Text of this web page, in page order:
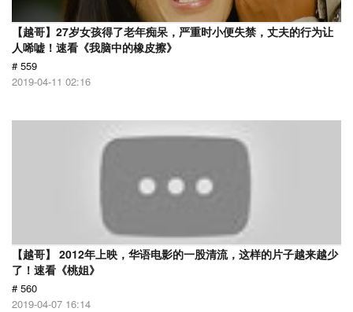
【越哥】27岁女孩得了老年痴呆，严重时小便失禁，丈夫的行为让
人唏嘘！速看《我脑中的橡皮擦》
# 559
2019-04-11 02:16
【越哥】 2012年上映，华语电影的一股清流，这样的片子越来越少
了！速看《桃姐》
# 560
2019-04-07 16:14